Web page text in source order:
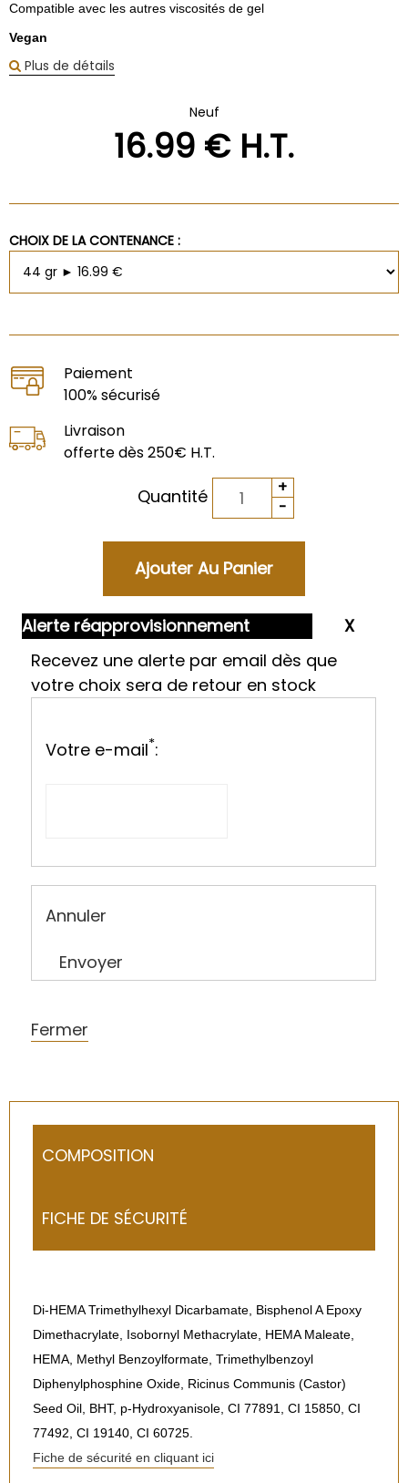
Compatible avec les autres viscosités de gel
Vegan
Plus de détails
Neuf
16.99 € H.T.
CHOIX DE LA CONTENANCE :
Paiement
100% sécurisé
Livraison
offerte dès 250€ H.T.
Quantité
Alerte réapprovisionnement
Recevez une alerte par email dès que
votre choix sera de retour en stock
Votre e-mail*:
Annuler
Envoyer
Fermer
COMPOSITION
FICHE DE SÉCURITÉ
Di-HEMA Trimethylhexyl Dicarbamate, Bisphenol A Epoxy
Dimethacrylate, Isobornyl Methacrylate, HEMA Maleate,
HEMA, Methyl Benzoylformate, Trimethylbenzoyl
Diphenylphosphine Oxide, Ricinus Communis (Castor)
Seed Oil, BHT, p-Hydroxyanisole, CI 77891, CI 15850, CI
77492, CI 19140, CI 60725.
Fiche de sécurité en cliquant ici